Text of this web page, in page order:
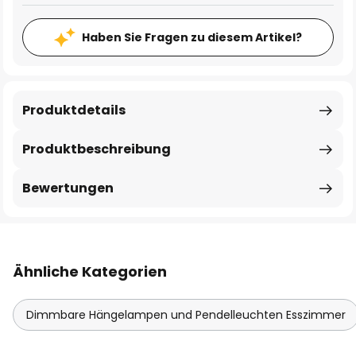
Haben Sie Fragen zu diesem Artikel?
Produktbeschreibung
Produktdetails
Bewertungen
Ähnliche Kategorien
Dimmbare Hängelampen und Pendelleuchten Esszimmer